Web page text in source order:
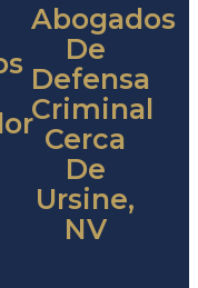
Abogados
De
Defensa
Criminal
Cerca
De
Ursine,
NV